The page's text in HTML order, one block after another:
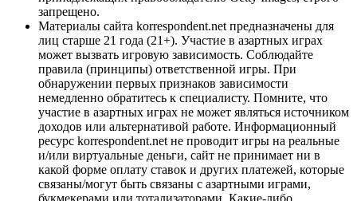
запрещено.
Материалы сайта korrespondent.net предназначены для
лиц старше 21 года (21+). Участие в азартных играх
может вызвать игровую зависимость. Соблюдайте
правила (принципы) ответственной игры. При
обнаружении первых признаков зависимости
немедленно обратитесь к специалисту. Помните, что
участие в азартных играх не может являться источником
доходов или альтернативой работе. Информационный
ресурс korrespondent.net не проводит игры на реальные
и/или виртуальные деньги, сайт не принимает ни в
какой форме оплату ставок и других платежей, которые
связаны/могут быть связаны с азартными играми,